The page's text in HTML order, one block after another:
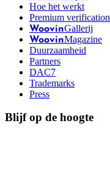
Hoe het werkt
Premium verification
WoovinGallerij
WoovinMagazine
Duurzaamheid
Partners
DAC7
Trademarks
Press
Blijf op de hoogte